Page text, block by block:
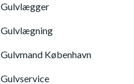
Gulvlægger
Gulvlægning
Gulvmand København
Gulvservice